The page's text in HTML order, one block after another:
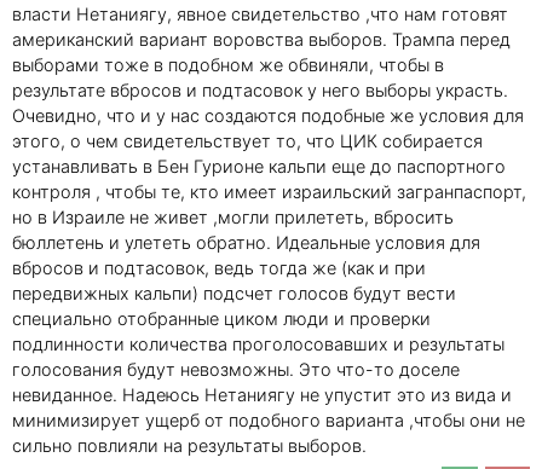
власти Нетаниягу, явное свидетельство ,что нам готовят
американский вариант воровства выборов. Трампа перед
выборами тоже в подобном же обвиняли, чтобы в
результате вбросов и подтасовок у него выборы украсть.
Очевидно, что и у нас создаются подобные же условия для
этого, о чем свидетельствует то, что ЦИК собирается
устанавливать в Бен Гурионе кальпи еще до паспортного
контроля , чтобы те, кто имеет израильский загранпаспорт,
но в Израиле не живет ,могли прилететь, вбросить
бюллетень и улететь обратно. Идеальные условия для
вбросов и подтасовок, ведь тогда же (как и при
передвижных кальпи) подсчет голосов будут вести
специально отобранные циком люди и проверки
подлинности количества проголосовавших и результаты
голосования будут невозможны. Это что-то доселе
невиданное. Надеюсь Нетаниягу не упустит это из вида и
минимизирует ущерб от подобного варианта ,чтобы они не
сильно повлияли на результаты выборов.